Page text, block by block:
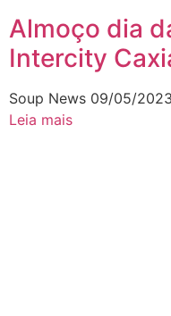
Almoço dia
Intercity
Soup News 09/05/2023
Leia mais